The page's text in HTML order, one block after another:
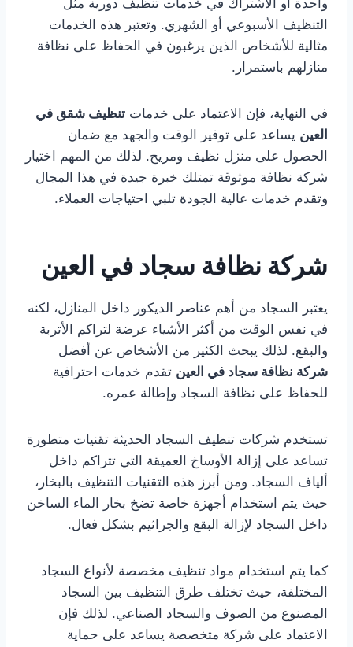
واحدة أو الاشتراك في خدمات تنظيف دورية مثل
التنظيف الأسبوعي أو الشهري. وتعتبر هذه الخدمات
مثالية للأشخاص الذين يرغبون في الحفاظ على نظافة
منازلهم باستمرار.
في النهاية، فإن الاعتماد على خدمات تنظيف شقق في
العين يساعد على توفير الوقت والجهد مع ضمان
الحصول على منزل نظيف ومريح. لذلك من المهم اختيار
شركة نظافة موثوقة تمتلك خبرة جيدة في هذا المجال
وتقدم خدمات عالية الجودة تلبي احتياجات العملاء.
شركة نظافة سجاد في العين
يعتبر السجاد من أهم عناصر الديكور داخل المنازل، لكنه
في نفس الوقت من أكثر الأشياء عرضة لتراكم الأتربة
والبقع. لذلك يبحث الكثير من الأشخاص عن أفضل
شركة نظافة سجاد في العين تقدم خدمات احترافية
للحفاظ على نظافة السجاد وإطالة عمره.
تستخدم شركات تنظيف السجاد الحديثة تقنيات متطورة
تساعد على إزالة الأوساخ العميقة التي تتراكم داخل
ألياف السجاد. ومن أبرز هذه التقنيات التنظيف بالبخار،
حيث يتم استخدام أجهزة خاصة تضخ بخار الماء الساخن
داخل السجاد لإزالة البقع والجراثيم بشكل فعال.
كما يتم استخدام مواد تنظيف مخصصة لأنواع السجاد
المختلفة، حيث تختلف طرق التنظيف بين السجاد
المصنوع من الصوف والسجاد الصناعي. لذلك فإن
الاعتماد على شركة متخصصة يساعد على حماية